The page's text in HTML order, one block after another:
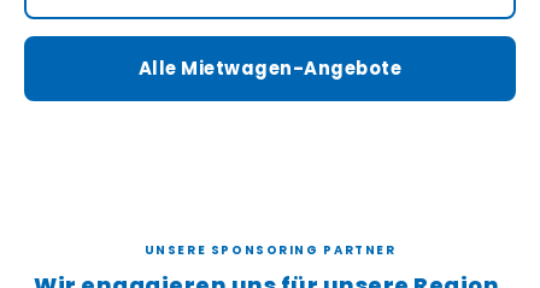
Alle Mietwagen-Angebote
UNSERE SPONSORING PARTNER